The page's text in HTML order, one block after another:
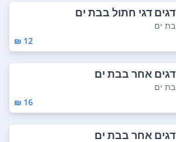
דגים דגי חתול בבת ים
בת ים
12 ₪
דגים אחר בבת ים
בת ים
16 ₪
דגים אחר בבת ים